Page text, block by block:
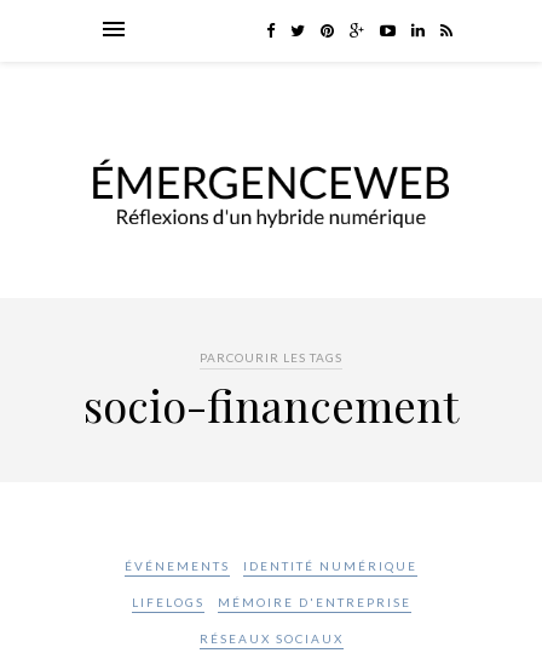
PARCOURIR LES TAGS
socio-financement
ÉVÉNEMENTS IDENTITÉ NUMÉRIQUE
LIFELOGS MÉMOIRE D'ENTREPRISE
RÉSEAUX SOCIAUX